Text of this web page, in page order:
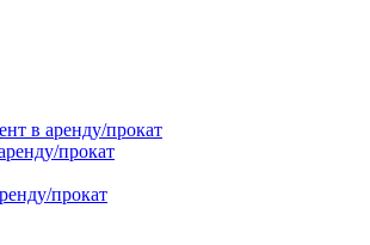
в аренду/прокат
прокат
прокат